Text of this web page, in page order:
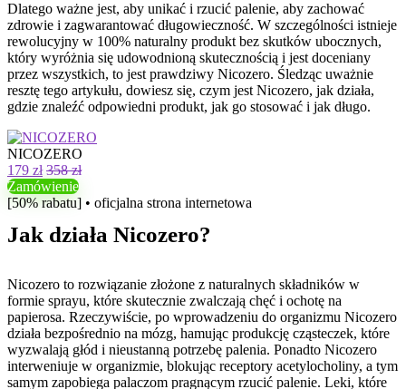
Dlatego ważne jest, aby unikać i rzucić palenie, aby zachować
zdrowie i zagwarantować długowieczność. W szczególności istnieje
rewolucyjny w 100% naturalny produkt bez skutków ubocznych,
który wyróżnia się udowodnioną skutecznością i jest doceniany
przez wszystkich, to jest prawdziwy Nicozero. Śledząc uważnie
resztę tego artykułu, dowiesz się, czym jest Nicozero, jak działa,
gdzie znaleźć odpowiedni produkt, jak go stosować i jak długo.
NICOZERO
179 zł 358 zł
Zamówienie
[50% rabatu] • oficjalna strona internetowa
Jak działa Nicozero?
Nicozero to rozwiązanie złożone z naturalnych składników w
formie sprayu, które skutecznie zwalczają chęć i ochotę na
papierosa. Rzeczywiście, po wprowadzeniu do organizmu Nicozero
działa bezpośrednio na mózg, hamując produkcję cząsteczek, które
wyzwalają głód i nieustanną potrzebę palenia. Ponadto Nicozero
interweniuje w organizmie, blokując receptory acetylocholiny, a tym
samym zapobiega palaczom pragnącym rzucić palenie. Leki, które